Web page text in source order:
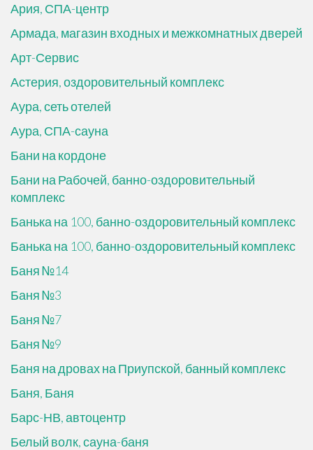
Ария, СПА-центр
Армада, магазин входных и межкомнатных дверей
Арт-Сервис
Астерия, оздоровительный комплекс
Аура, сеть отелей
Аура, СПА-сауна
Бани на кордоне
Бани на Рабочей, банно-оздоровительный
комплекс
Банька на 100, банно-оздоровительный комплекс
Банька на 100, банно-оздоровительный комплекс
Баня №14
Баня №3
Баня №7
Баня №9
Баня на дровах на Приупской, банный комплекс
Баня, Баня
Барс-НВ, автоцентр
Белый волк, сауна-баня